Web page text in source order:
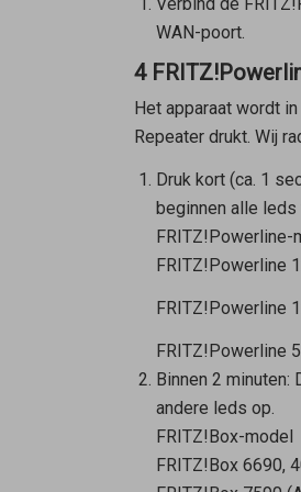
WAN-poort.
4
Het apparaat wordt
Repeaterdrukt. Wij
Druk kort (ca. 1
beginnen alle
FRITZ!Powerline-
FRITZ!Powerline
FRITZ!Powerline
FRITZ!Powerline
Binnen 2
andere leds op.
FRITZ!Box-model
FRITZ!Box 6690,